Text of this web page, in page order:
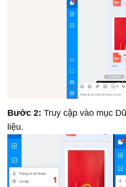
Bước 2: Truy cập vào mục
liệu.